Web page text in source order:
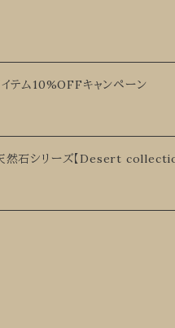
テム10%OFFキャンペーン
然石シリーズ【Desert